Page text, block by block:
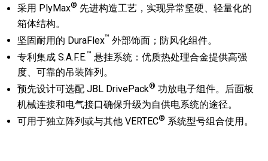
采用 PlyMax® 先进构造工艺，实现异常坚硬、轻量化的
箱体结构。
坚固耐用的 DuraFlex™ 外部饰面；防风化组件。
专利集成 S.A.F.E.™ 悬挂系统：优质热处理合金提供高强
度、可靠的吊装阵列。
预先设计可选配 JBL DrivePack® 功放电子组件。后面板
机械连接和电气接口确保升级为自供电系统的途径。
可用于独立阵列或与其他 VERTEC® 系统型号组合使用。